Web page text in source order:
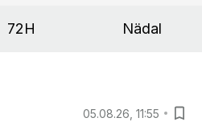
72H Nädal
05.08.26, 11:55